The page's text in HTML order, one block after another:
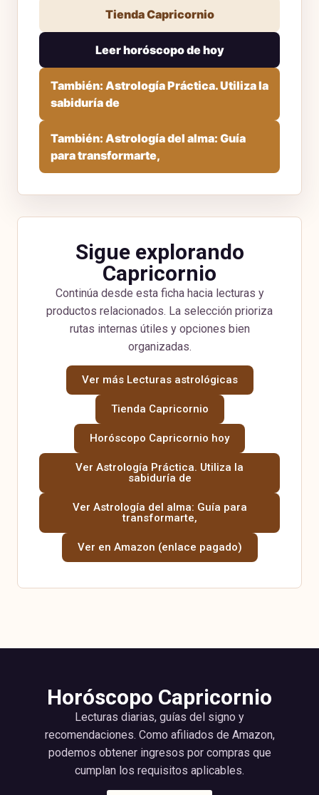
Tienda Capricornio
Leer horóscopo de hoy
También: Astrología Práctica. Utiliza la
sabiduría de
También: Astrología del alma: Guía
para transformarte,
Sigue explorando
Capricornio
Continúa desde esta ficha hacia lecturas y
productos relacionados. La selección prioriza
rutas internas útiles y opciones bien
organizadas.
Ver más Lecturas astrológicas
Tienda Capricornio
Horóscopo Capricornio hoy
Ver Astrología Práctica. Utiliza la
sabiduría de
Ver Astrología del alma: Guía para
transformarte,
Ver en Amazon (enlace pagado)
Horóscopo Capricornio
Lecturas diarias, guías del signo y
recomendaciones. Como afiliados de Amazon,
podemos obtener ingresos por compras que
cumplan los requisitos aplicables.